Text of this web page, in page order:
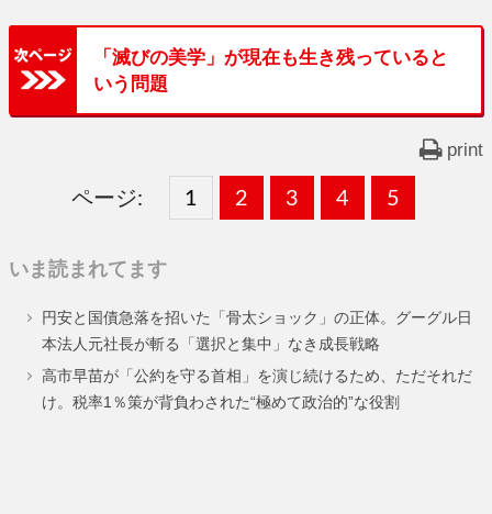
「滅びの美学」が現在も生き残っていると
いう問題
print
ページ:
固
ー
ジ
1 ,
固
ー
ジ
2 ,
固
ー
ジ
3 ,
固
ー
ジ
4 ,
固
ー
ジ
5
いま読まれてます
円安と国債急落を招いた「骨太ショック」の正体。グーグル日
本法人元社長が斬る「選択と集中」なき成長戦略
高市早苗が「公約を守る首相」を演じ続けるため、ただそれだ
け。税率1％策が背負わされた“極めて政治的”な役割